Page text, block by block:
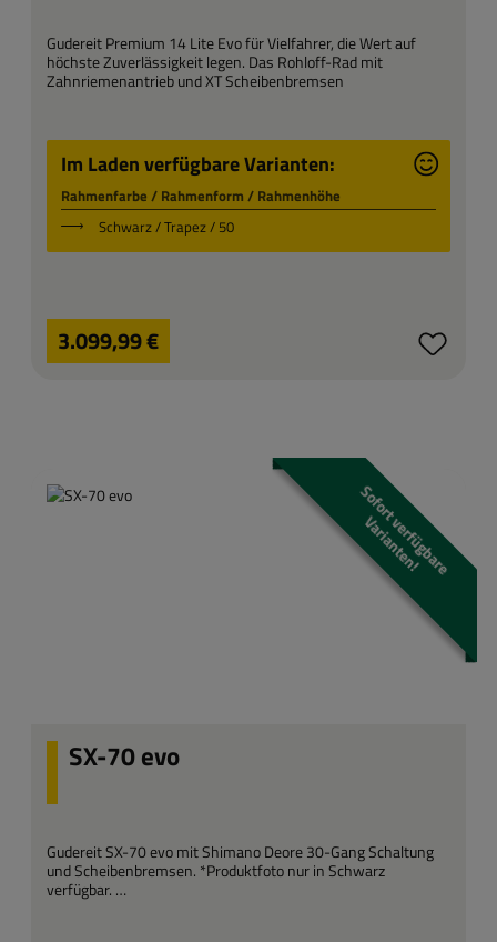
Gudereit Premium 14 Lite Evo für Vielfahrer, die Wert auf
höchste Zuverlässigkeit legen. Das Rohloff-Rad mit
Zahnriemenantrieb und XT Scheibenbremsen
Im Laden verfügbare Varianten:
Rahmenfarbe / Rahmenform / Rahmenhöhe
Schwarz / Trapez / 50
Regulärer Preis:
3.099,99 €
SX-70 evo
Gudereit SX-70 evo mit Shimano Deore 30-Gang Schaltung
und Scheibenbremsen. *Produktfoto nur in Schwarz
verfügbar.
S
o
f
o
r
t
v
e
r
f
ü
g
b
a
r
e
V
a
r
i
a
n
t
e
n
!